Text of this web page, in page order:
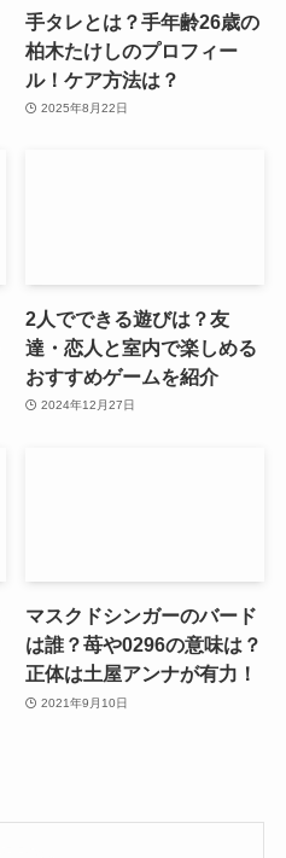
手タレとは？手年齢26歳の
柏木たけしのプロフィー
ル！ケア方法は？
2025年8月22日
2人でできる遊びは？友
達・恋人と室内で楽しめる
おすすめゲームを紹介
2024年12月27日
マスクドシンガーのバード
は誰？苺や0296の意味は？
正体は土屋アンナが有力！
2021年9月10日